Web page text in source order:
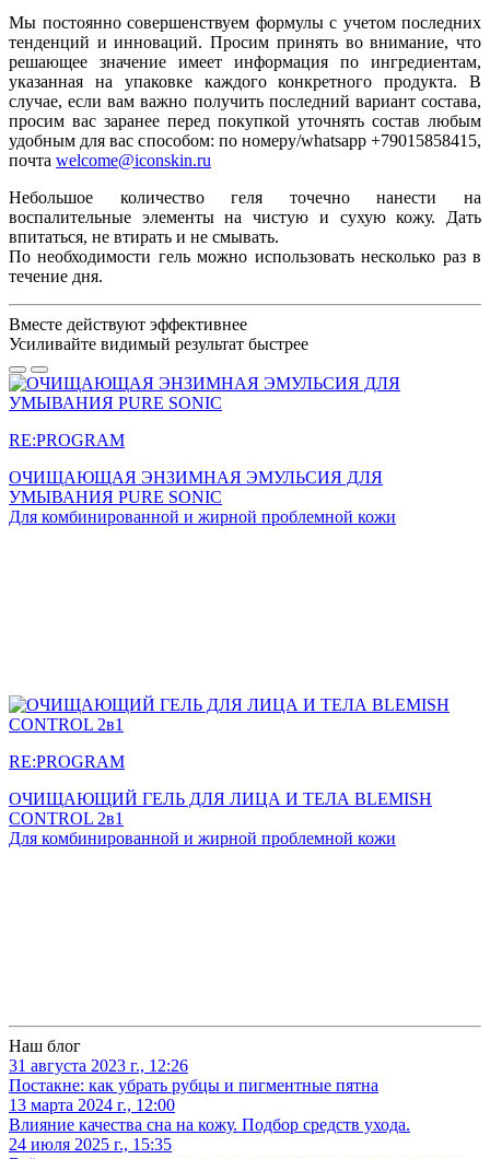
Мы постоянно совершенствуем формулы с учетом последних
тенденций и инноваций. Просим принять во внимание, что
решающее значение имеет информация по ингредиентам,
указанная на упаковке каждого конкретного продукта. В
случае, если вам важно получить последний вариант состава,
просим вас заранее перед покупкой уточнять состав любым
удобным для вас способом: по номеру/whatsapp +79015858415,
почта welcome@iconskin.ru
Небольшое количество геля точечно нанести на
воспалительные элементы на чистую и сухую кожу. Дать
впитаться, не втирать и не смывать.
По необходимости гель можно использовать несколько раз в
течение дня.
Вместе действуют эффективнее
Усиливайте видимый результат быстрее
RE:PROGRAM
ОЧИЩАЮЩАЯ ЭНЗИМНАЯ ЭМУЛЬСИЯ ДЛЯ
УМЫВАНИЯ PURE SONIC
Для комбинированной и жирной проблемной кожи
RE:PROGRAM
ОЧИЩАЮЩИЙ ГЕЛЬ ДЛЯ ЛИЦА И ТЕЛА BLEMISH
CONTROL 2в1
Для комбинированной и жирной проблемной кожи
Наш блог
31 августа 2023 г., 12:26
Постакне: как убрать рубцы и пигментные пятна
13 марта 2024 г., 12:00
Влияние качества сна на кожу. Подбор средств ухода.
24 июля 2025 г., 15:35